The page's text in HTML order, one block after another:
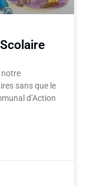
notre
sans que le
d’Action